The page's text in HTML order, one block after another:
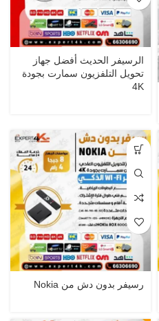
الرسيفر الحديث أفضل جهاز
تحويل التلفزيون سمارت بجودة
4K
رسيفر بدون دش من Nokia